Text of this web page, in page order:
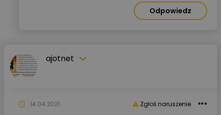
Odpowiedz
ajotnet
Zgłoś naruszenie
14.04.2021